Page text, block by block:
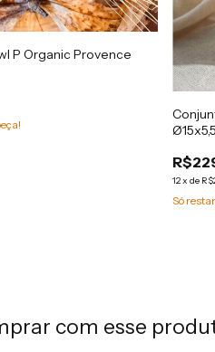
P Organic Provence
12x de
Só
com esse